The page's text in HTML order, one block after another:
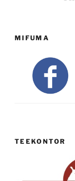
MIFUMA
TEEKONTOR